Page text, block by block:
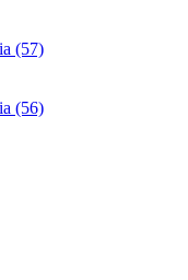
(57)
(56)